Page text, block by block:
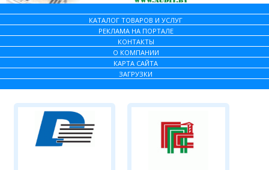
КАТАЛОГ ТОВАРОВ И УСЛУГ
РЕКЛАМА НА ПОРТАЛЕ
КОНТАКТЫ
О КОМПАНИИ
КАРТА САЙТА
ЗАГРУЗКИ